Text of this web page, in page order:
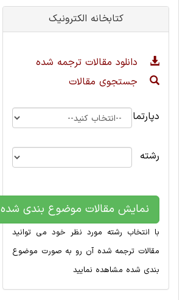
کتابخانه الکترونیک
دانلود مقالات ترجمه شده
جستجوی مقالات
دپارتمان
رشته
نمایش مقالات موضوع بندی شده
با انتخاب رشته مورد نظر خود می توانید
مقالات ترجمه شده آن رو به صورت موضوع
بندی شده مشاهده نمایید